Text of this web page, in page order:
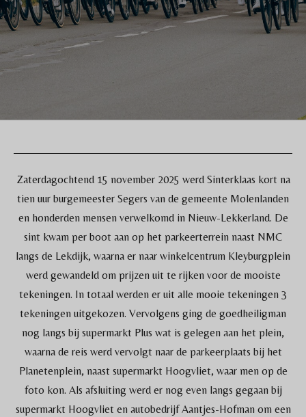
Zaterdagochtend 15 november 2025 werd Sinterklaas kort na
tien uur burgemeester Segers van de gemeente Molenlanden
en honderden mensen verwelkomd in Nieuw-Lekkerland. De
sint kwam per boot aan op het parkeerterrein naast NMC
langs de Lekdijk, waarna er naar winkelcentrum Kleyburgplein
werd gewandeld om prijzen uit te rijken voor de mooiste
tekeningen. In totaal werden er uit alle mooie tekeningen 3
tekeningen uitgekozen. Vervolgens ging de goedheiligman
nog langs bij supermarkt Plus wat is gelegen aan het plein,
waarna de reis werd vervolgt naar de parkeerplaats bij het
Planetenplein, naast supermarkt Hoogvliet, waar men op de
foto kon. Als afsluiting werd er nog even langs gegaan bij
supermarkt Hoogvliet en autobedrijf Aantjes-Hofman om een